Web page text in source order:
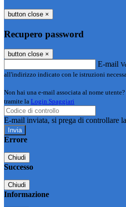
button close ×
Recupero password
button close ×
E-mail
all'indirizzo indicato con le istruzioni
Non hai una e-mail associata al nome
tramite la Login Spaggiari
E-mail inviata, si prega di controllare
Errore
Chiudi
Successo
Chiudi
Informazione